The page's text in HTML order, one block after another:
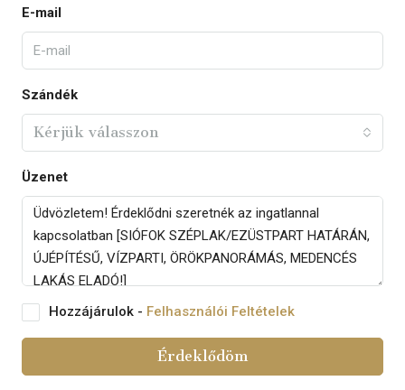
E-mail
Szándék
Kérjük válasszon
Üzenet
Hozzájárulok - Felhasználói Feltételek
Érdeklődöm